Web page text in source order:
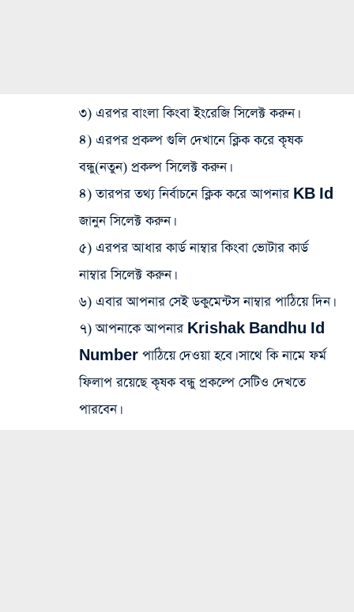
৩) এরপর বাংলা কিংবা ইংরেজি সিলেক্ট করুন।
৪) এরপর প্রকল্প গুলি দেখানে ক্লিক করে কৃষক
বন্ধু(নতুন) প্রকল্প সিলেক্ট করুন।
৪) তারপর তথ্য নির্বাচনে ক্লিক করে আপনার KB Id
জানুন সিলেক্ট করুন।
৫) এরপর আধার কার্ড নাম্বার কিংবা ভোটার কার্ড
নাম্বার সিলেক্ট করুন।
৬) এবার আপনার সেই ডকুমেন্টস নাম্বার পাঠিয়ে দিন।
৭) আপনাকে আপনার Krishak Bandhu Id
Number পাঠিয়ে দেওয়া হবে। সাথে কি নামে ফর্ম
ফিলাপ রয়েছে কৃষক বন্ধু প্রকল্পে সেটিও দেখতে
পারবেন।